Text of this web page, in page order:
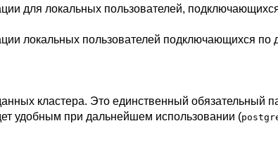
для локальных пользователей,
локальных пользователей подключающихся
кластера. Это единственный обязательный
удобным при дальнейшем использовании (